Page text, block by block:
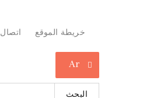
Ar
اتصال خريطة الموقع
البحث